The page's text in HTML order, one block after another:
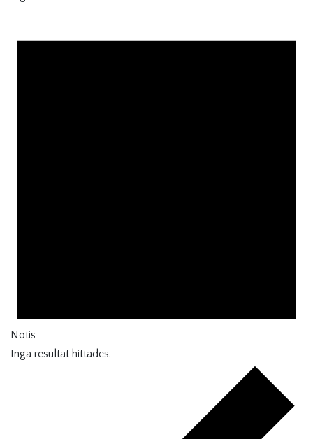
Notis
Inga resultat hittades.